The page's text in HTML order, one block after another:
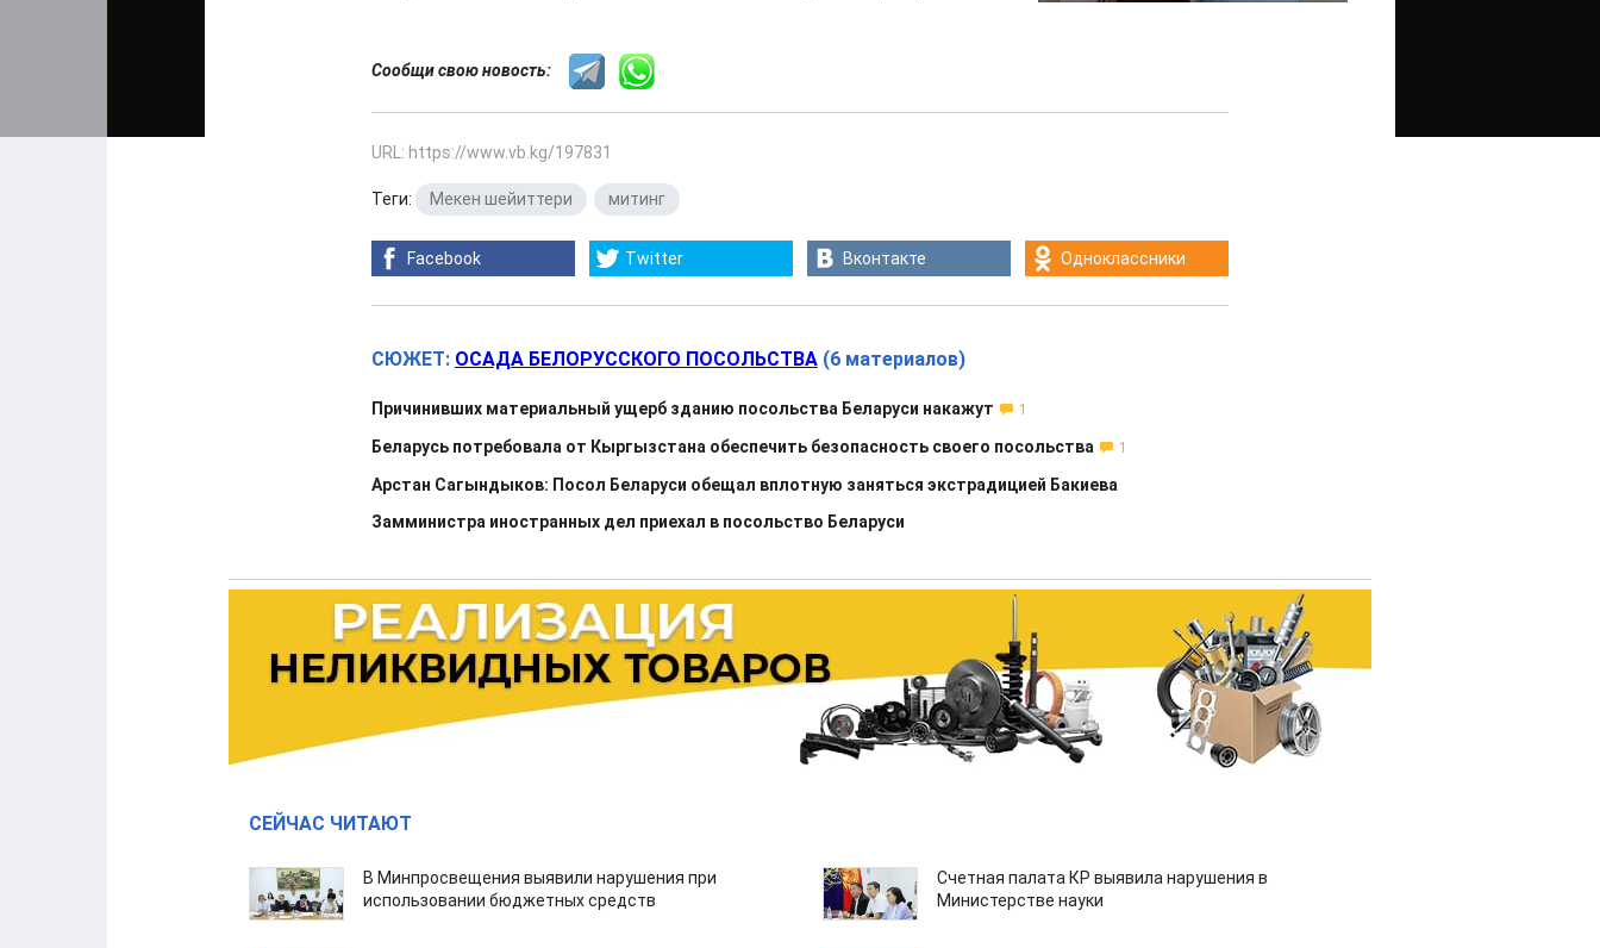
Сообщи свою новость:
URL: https://www.vb.kg/197831
Теги: Мекен шейиттери митинг
Facebook Twitter Вконтакте Одноклассники
СЮЖЕТ: ОСАДА БЕЛОРУССКОГО ПОСОЛЬСТВА (6 материалов)
Причинивших материальный ущерб зданию посольства Беларуси накажут 1
Беларусь потребовала от Кыргызстана обеспечить безопасность своего посольства 1
Арстан Сагындыков: Посол Беларуси обещал вплотную заняться экстрадицией Бакиева
Замминистра иностранных дел приехал в посольство Беларуси
СЕЙЧАС ЧИТАЮТ
В Минпросвещения выявили нарушения при
использовании бюджетных средств
Счетная палата КР выявила нарушения в
Министерстве науки